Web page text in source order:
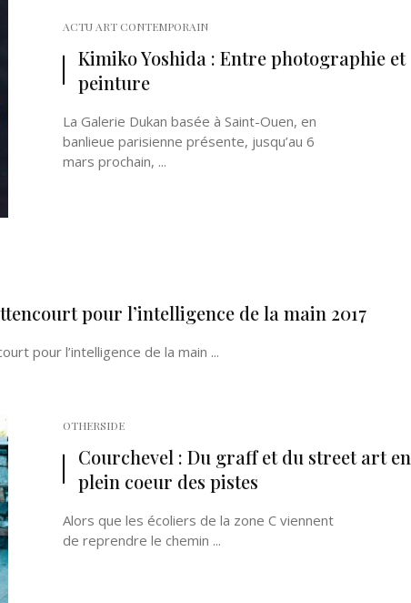
ACTU ART CONTEMPORAIN
Kimiko Yoshida : Entre photographie et
peinture
La Galerie Dukan basée à Saint-Ouen, en
banlieue parisienne présente, jusqu’au 6
mars prochain, ...
pour l’intelligence de la main 2017
pour l’intelligence de la main ...
OTHERSIDE
Courchevel : Du graff et du street art en
plein coeur des pistes
Alors que les écoliers de la zone C viennent
de reprendre le chemin ...